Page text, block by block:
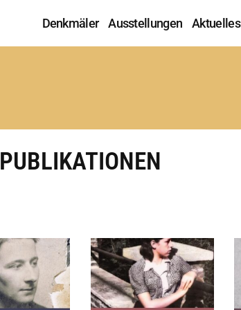
Denkmäler Ausstellungen Aktuelles
PUBLIKATIONEN